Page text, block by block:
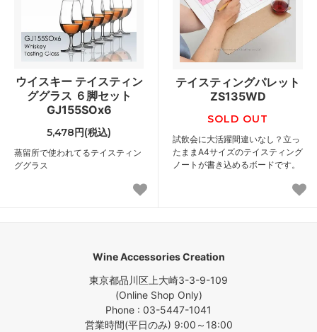
ウイスキー テイスティン
ググラス ６脚セット
GJ155SOx6
5,478円(税込)
蒸留所で使われてるテイスティン
ググラス
テイスティングパレット
ZS135WD
SOLD OUT
試飲会に大活躍間違いなし？立っ
たままA4サイズのテイスティング
ノートが書き込めるボードです。
Wine Accessories Creation
東京都品川区上大崎3-3-9-109
(Online Shop Only)
Phone : 03-5447-1041
営業時間(平日のみ) 9:00～18:00